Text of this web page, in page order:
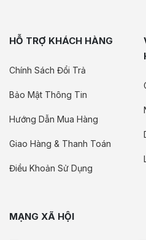
HỖ TRỢ KHÁCH HÀNG
Chính Sách Đổi Trả
Bảo Mật Thông Tin
Hướng Dẫn Mua Hàng
Giao Hàng & Thanh Toán
Điều Khoản Sử Dụng
MẠNG XÃ HỘI